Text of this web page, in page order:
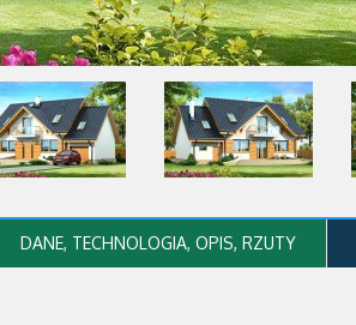
DANE, TECHNOLOGIA, OPIS, RZUTY